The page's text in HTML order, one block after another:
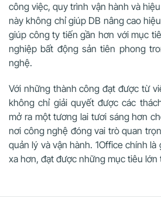
công việc, quy trình vận hành và
này không chỉ giúp DB nâng cao
giúp công ty tiến gần hơn với mục
nghiệp bất động sản tiên phong
nghệ.
Với những thành công đạt được từ
không chỉ giải quyết được các
mở ra một tương lai tươi sáng hơn
nơi công nghệ đóng vai trò quan
quản lý và vận hành. 1Office chính
xa hơn, đạt được những mục tiêu lớn